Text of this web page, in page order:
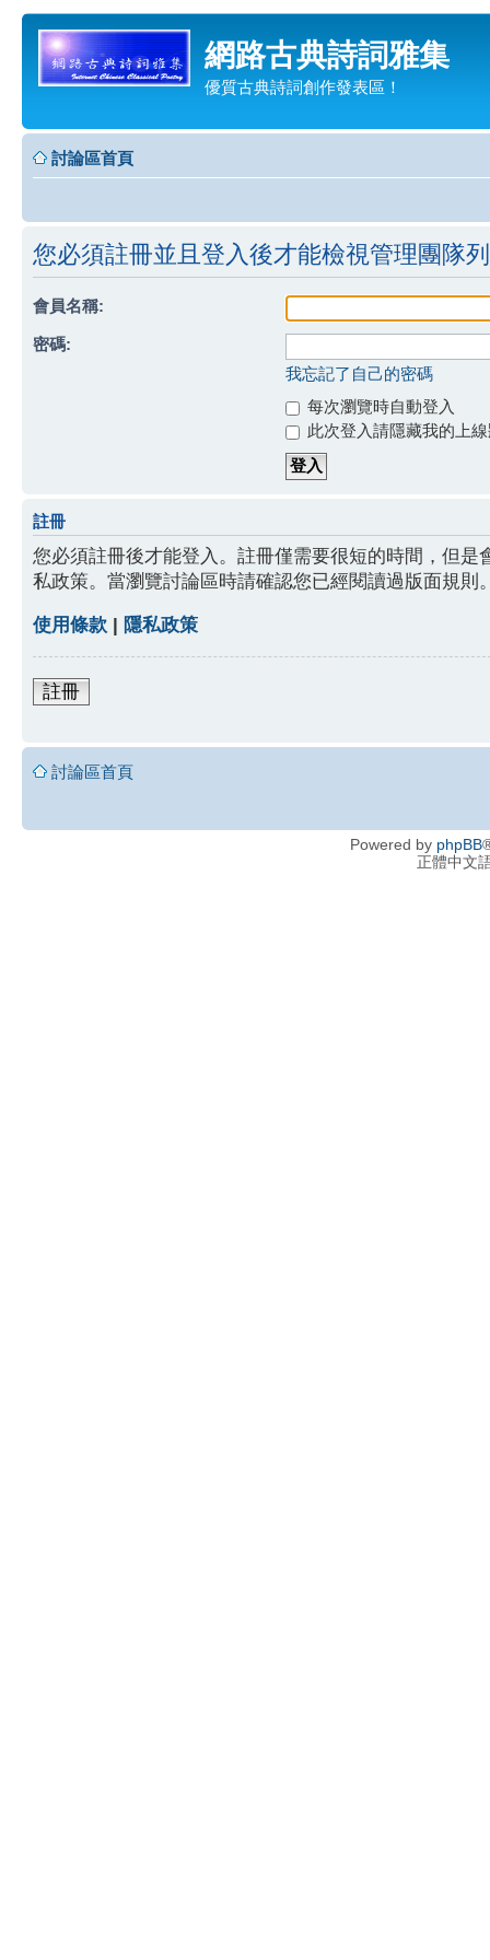
網路古典詩詞雅集
優質古典詩詞創作發表區！
討論區首頁
您必須註冊並且登入後才能檢視管理團隊
會員名稱:
密碼:
我忘記了自己的密碼
每次瀏覽時自動登入
此次登入請隱藏我的上
註冊
您必須註冊後才能登入。註冊僅需要很短的時間，但
私政策。當瀏覽討論區時請確認您已經閱讀過版面規則
使用條款 | 隱私政策
註冊
討論區首頁
Powered by phpBB
正體中文